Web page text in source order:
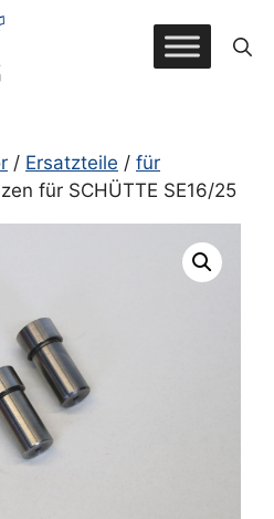
/ Ersatzteile / für
für SCHÜTTE SE16/25